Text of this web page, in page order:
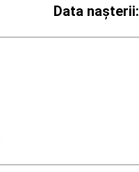
Data nașterii: